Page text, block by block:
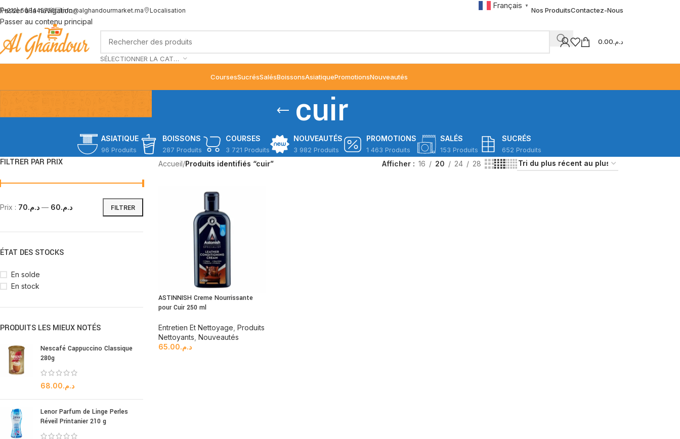
Passer à la navigation
Passer au contenu principal
(+212) 668445755 info@alghandourmarket.ma Localisation Français ▼
Nos ProduitsContactez-Nous
SÉLECTIONNER LA CATÉGORIE
د.م.0.00
CoursesSucrésSalésBoissonsAsiatiquePromotionsNouveautés
cuir
ASIATIQUE
96 Produits
BOISSONS
287 Produits
COURSES
3 721 Produits
NOUVEAUTÉS
3 982 Produits
PROMOTIONS
1 463 Produits
SALÉS
153 Produits
SUCRÉS
652 Produits
FILTRER PAR PRIX
FILTRER
Prix : د.م.60 — د.م.70
ÉTAT DES STOCKS
En solde
En stock
PRODUITS LES MIEUX NOTÉS
Nescafé Cappuccino Classique
280g
د.م.68.00
Lenor Parfum de Linge Perles
Réveil Printanier 210 g
Accueil/Produits identifiés “cuir” Afficher 16 20 24 28
ASTINNISH Creme Nourrissante
pour Cuir 250 ml
Entretien Et Nettoyage Produits
Nettoyants Nouveautés
د.م.65.00